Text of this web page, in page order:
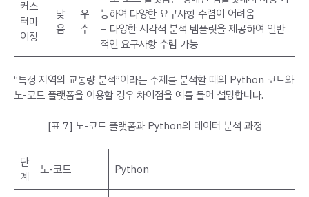
커스
터마
이징
낮
음
우
수
능하여 다양한 요구사항 수렴이 어려움
– 다양한 시각적 분석 템플릿을 제공하여 일반
적인 요구사항 수렴 가능
“특정 지역의 교통량 분석”이라는 주제를 분석할 때의 Python 코드와
노-코드 플랫폼을 이용할 경우 차이점을 예를 들어 설명합니다.
[표 7] 노-코드 플랫폼과 Python의 데이터 분석 과정
단
계
노-코드 Python